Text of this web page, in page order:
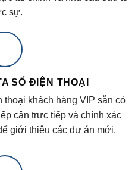
sự.
SỐ ĐIỆN THOẠI
khách hàng VIP sẵn có
cận trực tiếp và chính xác
giới thiệu các dự án mới.